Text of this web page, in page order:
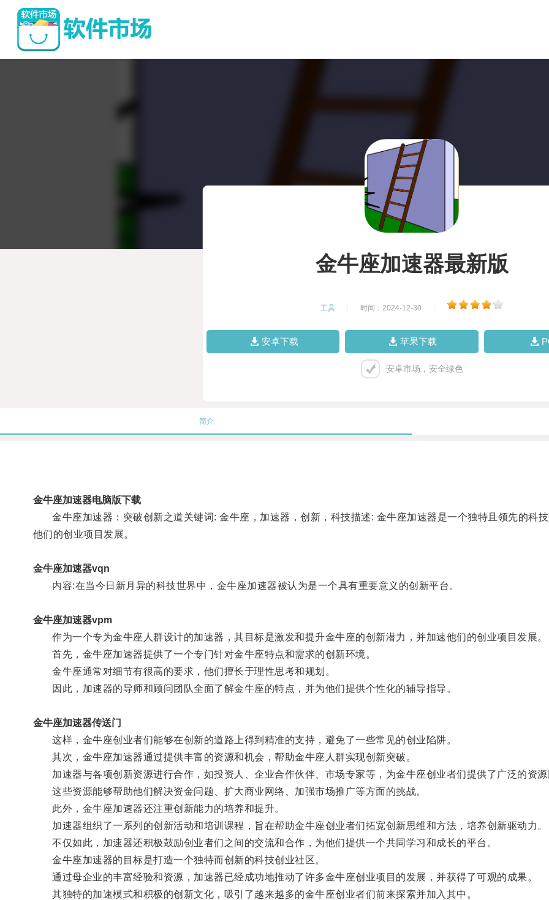
金牛座加速器最新版
工具 时间：2024-12-30
安卓下载 苹果下载
安卓市场，安全绿色
简介
金牛座加速器电脑版下载
金牛座加速器：突破创新之道关键词: 金牛座，加速器，创新，科技描述: 金牛座加速器是一个独特且领先的科
他们的创业项目发展。
金牛座加速器vqn
内容:在当今日新月异的科技世界中，金牛座加速器被认为是一个具有重要意义的创新平台。
金牛座加速器vpm
作为一个专为金牛座人群设计的加速器，其目标是激发和提升金牛座的创新潜力，并加速他们的创业项目发展。
首先，金牛座加速器提供了一个专门针对金牛座特点和需求的创新环境。
金牛座通常对细节有很高的要求，他们擅长于理性思考和规划。
因此，加速器的导师和顾问团队全面了解金牛座的特点，并为他们提供个性化的辅导指导。
金牛座加速器传送门
这样，金牛座创业者们能够在创新的道路上得到精准的支持，避免了一些常见的创业陷阱。
其次，金牛座加速器通过提供丰富的资源和机会，帮助金牛座人群实现创新突破。
加速器与各项创新资源进行合作，如投资人、企业合作伙伴、市场专家等，为金牛座创业者们提供了广泛的资
这些资源能够帮助他们解决资金问题、扩大商业网络、加强市场推广等方面的挑战。
此外，金牛座加速器还注重创新能力的培养和提升。
加速器组织了一系列的创新活动和培训课程，旨在帮助金牛座创业者们拓宽创新思维和方法，培养创新驱动力。
不仅如此，加速器还积极鼓励创业者们之间的交流和合作，为他们提供一个共同学习和成长的平台。
金牛座加速器的目标是打造一个独特而创新的科技创业社区。
通过母企业的丰富经验和资源，加速器已经成功地推动了许多金牛座创业项目的发展，并获得了可观的成果。
其独特的加速模式和积极的创新文化，吸引了越来越多的金牛座创业者们前来探索并加入其中。